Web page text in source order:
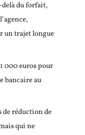
du forfait,
un trajet longue
000 euros pour
bancaire au
de réduction de
qui ne